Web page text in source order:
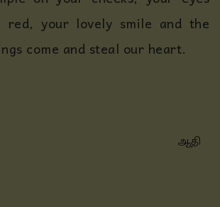
red, your lovely smile and the
come and steal our heart.
ஆதி